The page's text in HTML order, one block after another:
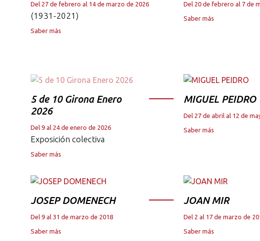
Del 27 de febrero al 14 de marzo de 2026
(1931-2021)
Saber más
Del 20 de febrero al 7 de
Saber más
5 de 10 Girona Enero
2026
Del 9 al 24 de enero de 2026
Exposición colectiva
Saber más
MIGUEL PEIDRO
Del 27 de abril al 12 de
Saber más
JOSEP DOMENECH
Del 9 al 31 de marzo de 2018
Saber más
JOAN MIR
Del 2 al 17 de marzo de
Saber más